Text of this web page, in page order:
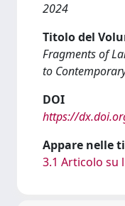
2024
Titolo del
Fragments of
to
DOI
https://
Appare nelle
3.1 Articolo su